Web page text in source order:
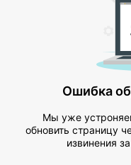
Ошибка
Мы уже
обновить страницу
извинения